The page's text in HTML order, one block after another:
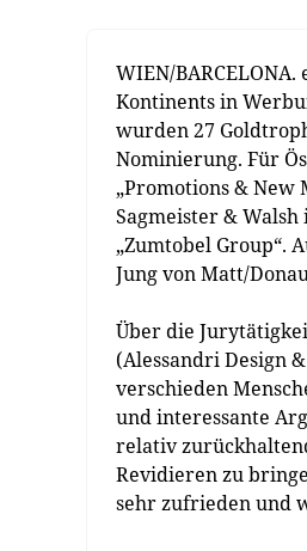
WIEN/
Kontinents in
wurden 27
Nominierung. Für
„Promotions & New
Sagmeister &
„Zumtobel Group“.
Jung von Matt/
Über die
(Alessandri Design
verschieden
und interessante
relativ
Revidieren zu
sehr zufrieden und